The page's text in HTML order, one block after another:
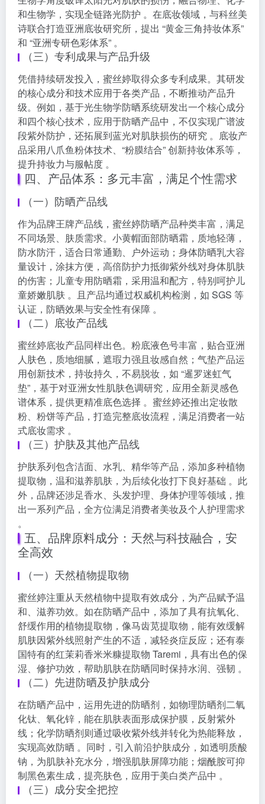
和生物学，实现全链路光防护 。在底妆领域，与科丝美
诗联合打造亚洲底妆研究所，提出 “黄金三角持妆体系”
和 “亚洲专研色彩体系” 。
（三）专利成果与产品升级
凭借持续研发投入，蜜丝婷取得众多专利成果。其研发
的核心成分和技术应用于各类产品，不断推动产品升
级。例如，基于光生物学防晒系统研发出一个核心成分
和四个核心技术，应用于防晒产品中，不仅实现广谱波
段紫外防护，还拓展到蓝光对肌肤损伤的研究 。底妆产
品采用八爪鱼粉体技术、“粉膜结合” 创新持妆体系等，
提升持妆力与服帖度 。
四、产品体系：多元丰富，满足个性需求
（一）防晒产品线
作为品牌王牌产品线，蜜丝婷防晒产品种类丰富，满足
不同场景、肤质需求。小黄帽面部防晒霜，质地轻薄，
防水防汗，适合日常通勤、户外运动；身体防晒乳大容
量设计，涂抹方便，高倍防护力抵御紫外线对身体肌肤
的伤害；儿童专用防晒霜，采用温和配方，特别呵护儿
童娇嫩肌肤 。且产品均通过权威机构检测，如 SGS 等
认证，防晒效果与安全性有保障 。
（二）底妆产品线
蜜丝婷底妆产品同样出色。粉底液色号丰富，贴合亚洲
人肤色，质地细腻，遮瑕力强且妆感自然；气垫产品运
用创新技术，持妆持久，不易脱妆，如 “暹罗迷虹气
垫”，基于对亚洲女性肌肤色调研究，应用全新灵感色
谱体系，提供更精准底色选择 。蜜丝婷还推出定妆散
粉、粉饼等产品，打造完整底妆流程，满足消费者一站
式底妆需求 。
（三）护肤及其他产品线
护肤系列包含洁面、水乳、精华等产品，添加多种植物
提取物，温和滋养肌肤，为后续化妆打下良好基础 。此
外，品牌还涉足香水、头发护理、身体护理等领域，推
出一系列产品，全方位满足消费者美妆及个人护理需求
。
五、品牌原料成分：天然与科技融合，安
全高效
（一）天然植物提取物
蜜丝婷注重从天然植物中提取有效成分，为产品赋予温
和、滋养功效。如在防晒产品中，添加了具有抗氧化、
舒缓作用的植物提取物，像马齿苋提取物，能有效缓解
肌肤因紫外线照射产生的不适，减轻炎症反应；还有泰
国特有的红茉莉香米米糠提取物 Taremi，具有出色的保
湿、修护功效，帮助肌肤在防晒同时保持水润、强韧 。
（二）先进防晒及护肤成分
在防晒产品中，运用先进的防晒剂，如物理防晒剂二氧
化钛、氧化锌，能在肌肤表面形成保护膜，反射紫外
线；化学防晒剂则通过吸收紫外线并转化为热能释放，
实现高效防晒 。同时，引入前沿护肤成分，如透明质酸
钠，为肌肤补充水分，增强肌肤屏障功能；烟酰胺可抑
制黑色素生成，提亮肤色，应用于美白类产品中 。
（三）成分安全把控